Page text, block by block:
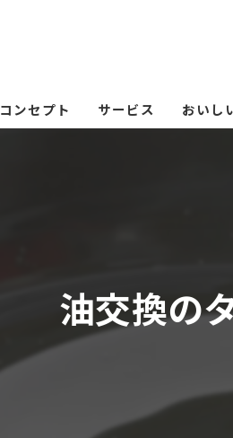
コンセプト サービス おいし
油交換の